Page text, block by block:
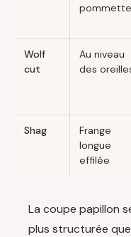
Wolf
cut
Au niveau
des
Shag
Frange
longue
effilée
La coupe papillon
plus structurée